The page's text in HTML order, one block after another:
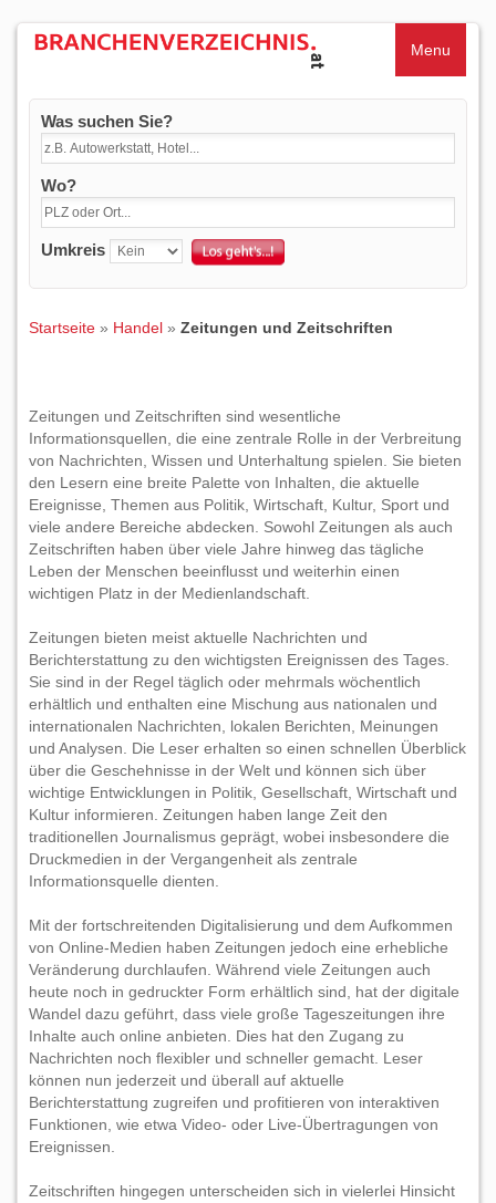
Menu
Was suchen Sie?
Wo?
Umkreis
Startseite » Handel » Zeitungen und Zeitschriften
Zeitungen und Zeitschriften sind wesentliche
Informationsquellen, die eine zentrale Rolle in der Verbreitung
von Nachrichten, Wissen und Unterhaltung spielen. Sie bieten
den Lesern eine breite Palette von Inhalten, die aktuelle
Ereignisse, Themen aus Politik, Wirtschaft, Kultur, Sport und
viele andere Bereiche abdecken. Sowohl Zeitungen als auch
Zeitschriften haben über viele Jahre hinweg das tägliche
Leben der Menschen beeinflusst und weiterhin einen
wichtigen Platz in der Medienlandschaft.
Zeitungen bieten meist aktuelle Nachrichten und
Berichterstattung zu den wichtigsten Ereignissen des Tages.
Sie sind in der Regel täglich oder mehrmals wöchentlich
erhältlich und enthalten eine Mischung aus nationalen und
internationalen Nachrichten, lokalen Berichten, Meinungen
und Analysen. Die Leser erhalten so einen schnellen Überblick
über die Geschehnisse in der Welt und können sich über
wichtige Entwicklungen in Politik, Gesellschaft, Wirtschaft und
Kultur informieren. Zeitungen haben lange Zeit den
traditionellen Journalismus geprägt, wobei insbesondere die
Druckmedien in der Vergangenheit als zentrale
Informationsquelle dienten.
Mit der fortschreitenden Digitalisierung und dem Aufkommen
von Online-Medien haben Zeitungen jedoch eine erhebliche
Veränderung durchlaufen. Während viele Zeitungen auch
heute noch in gedruckter Form erhältlich sind, hat der digitale
Wandel dazu geführt, dass viele große Tageszeitungen ihre
Inhalte auch online anbieten. Dies hat den Zugang zu
Nachrichten noch flexibler und schneller gemacht. Leser
können nun jederzeit und überall auf aktuelle
Berichterstattung zugreifen und profitieren von interaktiven
Funktionen, wie etwa Video- oder Live-Übertragungen von
Ereignissen.
Zeitschriften hingegen unterscheiden sich in vielerlei Hinsicht